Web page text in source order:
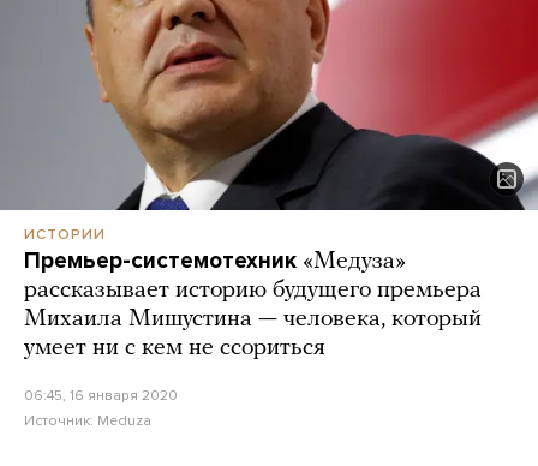
ИСТОРИИ
Премьер-системотехник «Медуза»
рассказывает историю будущего премьера
Михаила Мишустина — человека, который
умеет ни с кем не ссориться
06:45, 16 января 2020
Источник: Meduza